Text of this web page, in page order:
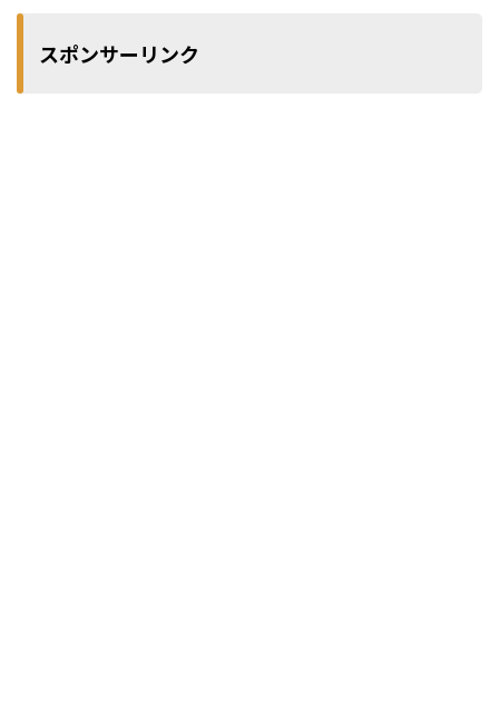
スポンサーリンク